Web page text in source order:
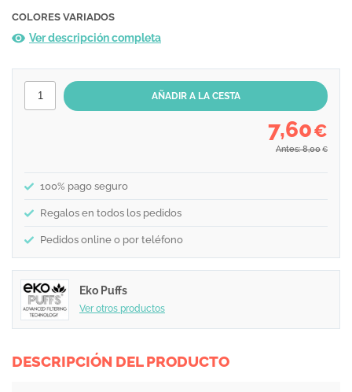
COLORES VARIADOS
Ver descripción completa
7,60€
Antes: 8,00 €
100% pago seguro
Regalos en todos los pedidos
Pedidos online o por teléfono
Eko Puffs
Ver otros productos
DESCRIPCIÓN DEL PRODUCTO